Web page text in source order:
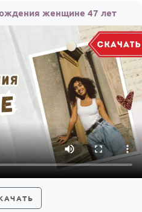
женщине 47 лет